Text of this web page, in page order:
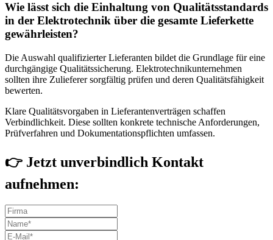
Wie lässt sich die Einhaltung von Qualitätsstandards
in der Elektrotechnik über die gesamte Lieferkette
gewährleisten?
Die Auswahl qualifizierter Lieferanten bildet die Grundlage für eine
durchgängige Qualitätssicherung. Elektrotechnikunternehmen
sollten ihre Zulieferer sorgfältig prüfen und deren Qualitätsfähigkeit
bewerten.
Klare Qualitätsvorgaben in Lieferantenverträgen schaffen
Verbindlichkeit. Diese sollten konkrete technische Anforderungen,
Prüfverfahren und Dokumentationspflichten umfassen.
👉 Jetzt unverbindlich Kontakt
aufnehmen: